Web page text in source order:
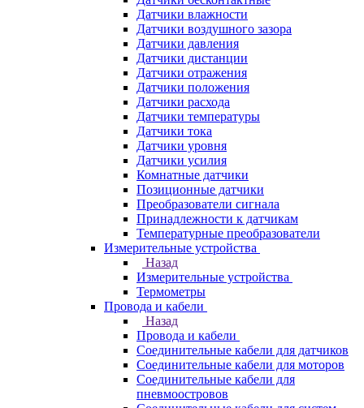
Датчики влажности
Датчики воздушного зазора
Датчики давления
Датчики дистанции
Датчики отражения
Датчики положения
Датчики расхода
Датчики температуры
Датчики тока
Датчики уровня
Датчики усилия
Комнатные датчики
Позиционные датчики
Преобразователи сигнала
Принадлежности к датчикам
Температурные преобразователи
Измерительные устройства
Назад
Измерительные устройства
Термометры
Провода и кабели
Назад
Провода и кабели
Соединительные кабели для датчиков
Соединительные кабели для моторов
Соединительные кабели для
пневмоостровов